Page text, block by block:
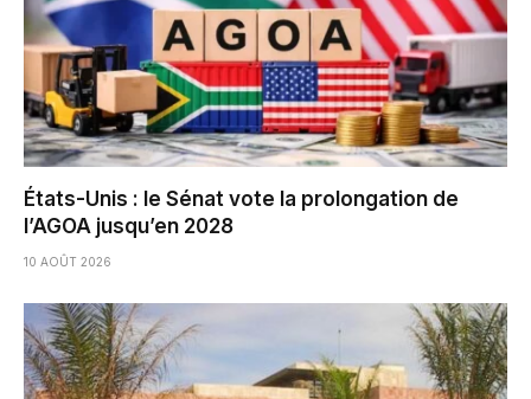
États-Unis : le Sénat vote la prolongation de
l’AGOA jusqu’en 2028
10 AOÛT 2026